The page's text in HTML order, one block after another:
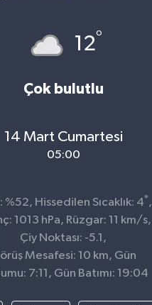
12°
Çok bulutlu
14 Mart Cumartesi
05:00
%52, Hissedilen Sıcaklık: 4° ,
1013 hPa, Rüzgar: 11 km/s,
Çiy Noktası: -5.1,
Mesafesi: 10 km, Gün
7:11, Gün Batımı: 19:04